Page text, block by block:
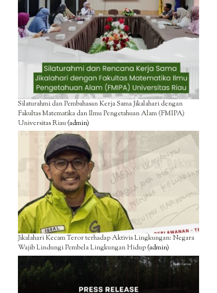
Silaturahmi dan Pembahasan Kerja Sama Jikalahari dengan
Fakultas Matematika dan Ilmu Pengetahuan Alam (FMIPA)
Universitas Riau(admin)
Jikalahari Kecam Teror terhadap Aktivis Lingkungan: Negara
Wajib Lindungi Pembela Lingkungan Hidup(admin)